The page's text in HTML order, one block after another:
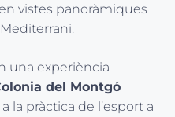
vistes panoràmiques
una experiència
del Montgó
la pràctica de l’esport a